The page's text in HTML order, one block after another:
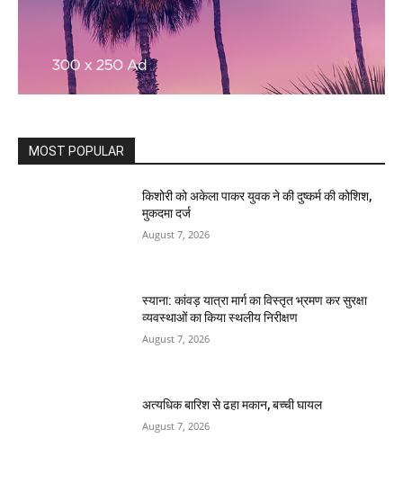
MOST POPULAR
किशोरी को अकेला पाकर युवक ने की दुष्कर्म की कोशिश,
मुकदमा दर्ज
August 7, 2026
स्याना: कांवड़ यात्रा मार्ग का विस्तृत भ्रमण कर सुरक्षा
व्यवस्थाओं का किया स्थलीय निरीक्षण
August 7, 2026
अत्यधिक बारिश से ढहा मकान, बच्ची घायल
August 7, 2026